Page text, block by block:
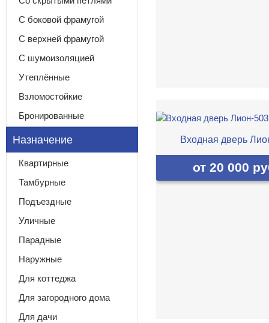
С боковой фрамугой
С верхней фрамугой
С шумоизоляцией
Утеплённые
Взломостойкие
Бронированные
Назначение
Квартирные
Тамбурные
Подъездные
Уличные
Парадные
Наружные
Для коттеджа
Для загородного дома
Для дачи
Входная дверь
от 20 000